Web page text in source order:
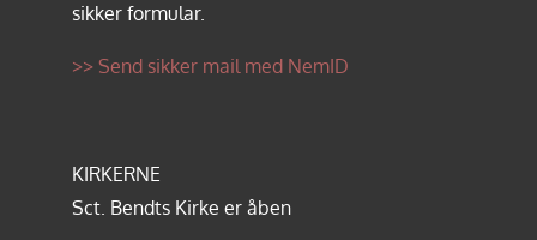
sikker formular.
>> Send sikker mail med NemID
KIRKERNE
Sct. Bendts Kirke er åben